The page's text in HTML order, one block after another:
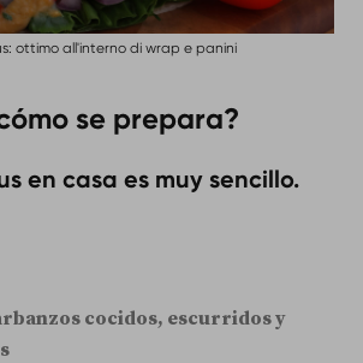
ottimo all'interno di wrap e panini
se prepara?
en casa es muy sencillo.
cocidos, escurridos y